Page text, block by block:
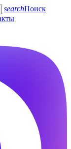
searchПоиск